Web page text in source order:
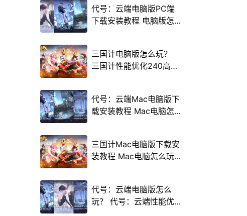
代号：云端电脑版PC端
下载安装教程 电脑版怎
三国计电脑版怎么玩？
三国计性能优化240高帧
代号：云端Mac电脑版下
载安装教程 Mac电脑怎
三国计Mac电脑版下载安
装教程 Mac电脑怎么玩
代号：云端电脑版怎么
玩？ 代号：云端性能优